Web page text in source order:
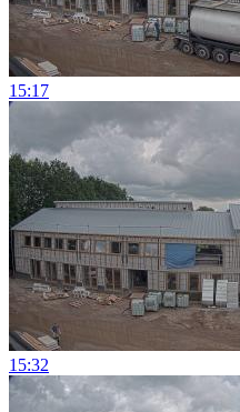
15:17
15:32